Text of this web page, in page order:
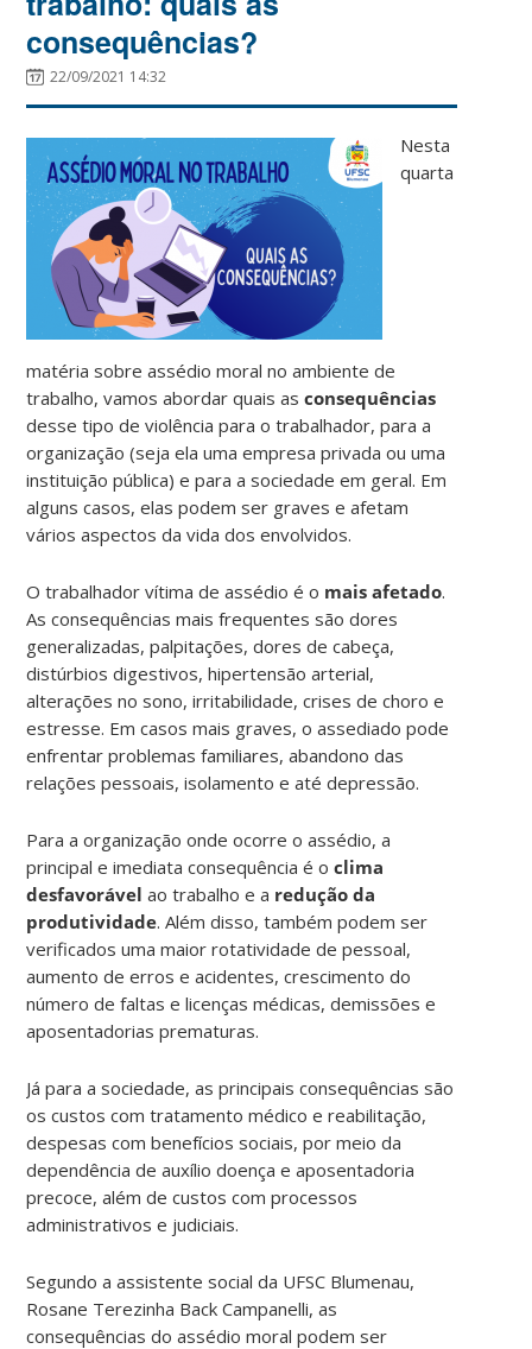
consequências?
22/09/2021 14:32
Nesta
quarta
matéria sobre assédio moral no ambiente de
trabalho, vamos abordar quais asconsequências
desse tipo de violência para o trabalhador, para a
organização (seja ela uma empresa privada ou uma
instituição pública) e para a sociedade em geral. Em
alguns casos, elas podem ser graves e afetam
vários aspectos da vida dos envolvidos.
O trabalhador vítima de assédio é o mais afetado.
As consequências mais frequentes são dores
generalizadas, palpitações, dores de cabeça,
distúrbios digestivos, hipertensão arterial,
alterações no sono, irritabilidade, crises de choro e
estresse. Em casos mais graves, o assediado pode
enfrentar problemas familiares, abandono das
relações pessoais, isolamento e até depressão.
Para a organização onde ocorre o assédio, a
principal e imediata consequência é oclima
desfavorável ao trabalho e a redução da
produtividade. Além disso, também podem ser
verificados uma maior rotatividade de pessoal,
aumento de erros e acidentes, crescimento do
número de faltas e licenças médicas, demissões e
aposentadorias prematuras.
Já para a sociedade, as principais consequências são
os custos com tratamento médico e reabilitação,
despesas com benefícios sociais, por meio da
dependência de auxílio doença e aposentadoria
precoce, além de custos com processos
administrativos e judiciais.
Segundo a assistente social da UFSC Blumenau,
Rosane Terezinha Back Campanelli, as
consequências do assédio moral podem ser